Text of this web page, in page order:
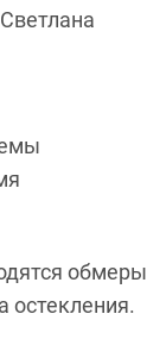
обмеры
остекления.